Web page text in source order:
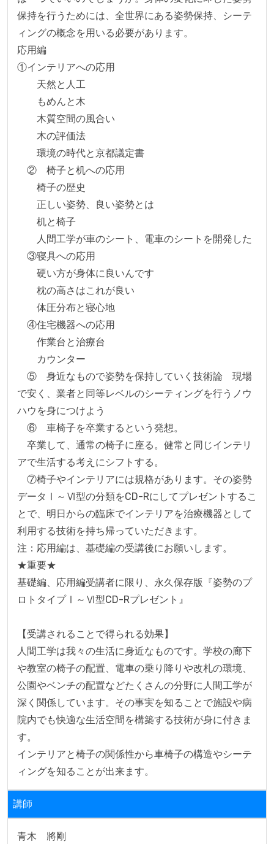
保持を行うためには、全世界にある姿勢保持、シーテ
ィングの概念を用いる必要があります。
応用編
①インテリアへの応用
天然と人工
もめんと木
木質空間の風合い
木の評価法
環境の時代と京都議定書
②　椅子と机への応用
椅子の歴史
正しい姿勢、良い姿勢とは
机と椅子
人間工学が車のシート、電車のシートを開発した
③寝具への応用
硬い方が身体に良いんです
枕の高さはこれが良い
体圧分布と寝心地
④住宅機器への応用
作業台と治療台
カウンター
⑤　身近なもので姿勢を保持していく技術論　現場
で安く、業者と同等レベルのシーティングを行うノウ
ハウを身につけよう
⑥　車椅子を卒業するという発想。
卒業して、通常の椅子に座る。健常と同じインテリ
アで生活する考えにシフトする。
⑦椅子やインテリアには規格があります。その姿勢
データⅠ～Ⅵ型の分類をCD-Rにしてプレゼントするこ
とで、明日からの臨床でインテリアを治療機器として
利用する技術を持ち帰っていただきます。
注：応用編は、基礎編の受講後にお願いします。
★重要★
基礎編、応用編受講者に限り、永久保存版『姿勢のプ
ロトタイプⅠ～Ⅵ型CD-Rプレゼント』
【受講されることで得られる効果】
人間工学は我々の生活に身近なものです。学校の廊下
や教室の椅子の配置、電車の乗り降りや改札の環境、
公園やベンチの配置などたくさんの分野に人間工学が
深く関係しています。その事実を知ることで施設や病
院内でも快適な生活空間を構築する技術が身に付きま
す。
インテリアと椅子の関係性から車椅子の構造やシーテ
講師
青木　將剛